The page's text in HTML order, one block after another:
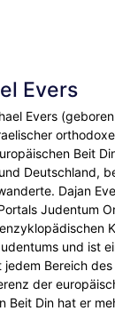
Evers
Evers
Beit
Deutschland,
Dajan
Judentum
und ist
jedem Bereich
der
Beit Din hat er